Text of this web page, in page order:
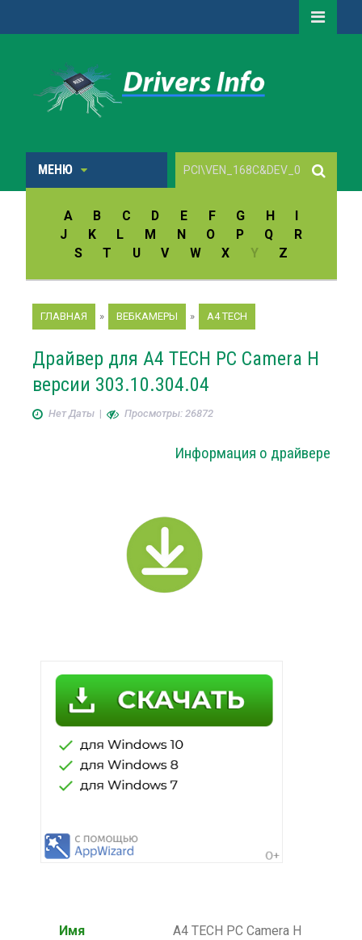
МЕНЮ
A B C D E F G H
I
J
K L M N O P Q
R
S
T U V W X Y Z
ГЛАВНАЯ » ВЕБКАМЕРЫ » A4 TECH
Драйвер для A4 TECH PC Camera H
версии 303.10.304.04
Нет Даты| Просмотры: 26872
Информация о драйвере
Имя
A4 TECH PC Camera H